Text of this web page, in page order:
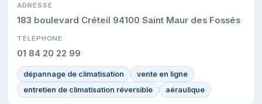
ADRESSE
183 boulevard Créteil 94100 Saint Maur des Fossés
TÉLÉPHONE
01 84 20 22 99
dépannage de climatisation
vente en ligne
entretien de climatisation réversible
aéraulique